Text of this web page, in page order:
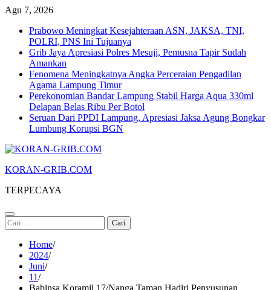
Skip
content
Agu 7, 2026
Prabowo Meningkat Kesejahteraan ASN, JAKSA, TNI,
POLRI, PNS Ini Tujuanya
Grib Jaya Apresiasi Polres Mesuji, Pemusna Tapir Sudah
Amankan
Fenomena Meningkatnya Angka Perceraian Pengadilan
Agama Lampung Timur
Perekonomian Bandar Lampung Stabil Harga Aqua 330ml
Delapan Belas Ribu Per Botol
Seruan Dari PPDI Lampung, Apresiasi Jaksa Agung Bongkar
Lumbung Korupsi BGN
KORAN-GRIB.COM
TERPECAYA
Cari
untuk:
Home
2024
Juni
11
Babinsa Koramil 17/Nanga Taman Hadiri Penyusunan